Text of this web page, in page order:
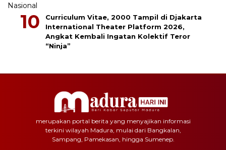
Nasional
Curriculum Vitae, 2000 Tampil di Djakarta
International Theater Platform 2026,
Angkat Kembali Ingatan Kolektif Teror
“Ninja”
merupakan portal berita yang menyajikan informasi
terkini wilayah Madura, mulai dari Bangkalan,
Sampang, Pamekasan, hingga Sumenep.